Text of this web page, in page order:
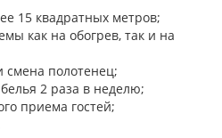
15 квадратных метров;
как на обогрев, так и на
смена полотенец;
2 раза в неделю;
приема гостей;